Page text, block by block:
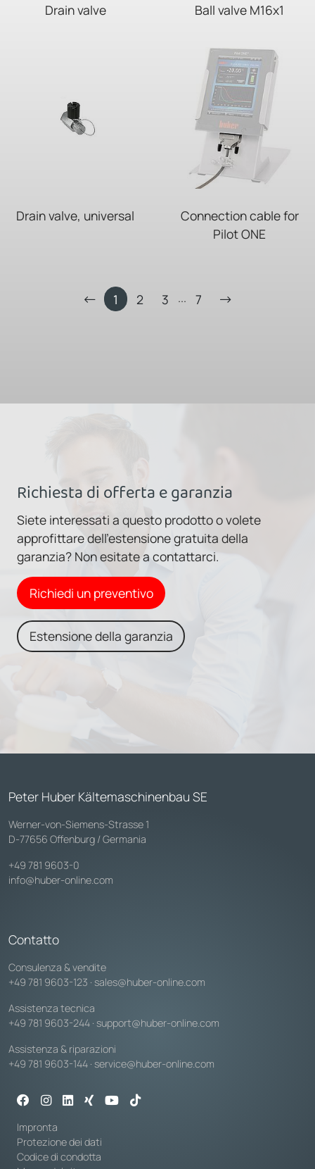
Drain valve Ball valve M16x1
Drain valve, universal
Connection cable for
Pilot ONE
1 2 3 ... 7
Richiesta di offerta e garanzia
Siete interessati a questo prodotto o volete
approfittare dell'estensione gratuita della
garanzia? Non esitate a contattarci.
Richiedi un preventivo
Estensione della garanzia
Peter Huber Kältemaschinenbau SE
Werner-von-Siemens-Strasse 1
D-77656 Offenburg / Germania
+49 781 9603-0
info@huber-online.com
Contatto
Consulenza & vendite
+49 781 9603-123 · sales@huber-online.com
Assistenza tecnica
+49 781 9603-244 · support@huber-online.com
Assistenza & riparazioni
+49 781 9603-144 · service@huber-online.com
Impronta
Protezione dei dati
Codice di condotta